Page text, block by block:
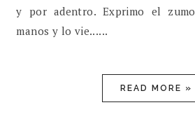
y por adentro. Exprimo el
manos y lo vie......
READ MORE »